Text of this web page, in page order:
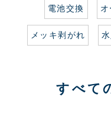
電池交換
メッキ剥がれ
すべて